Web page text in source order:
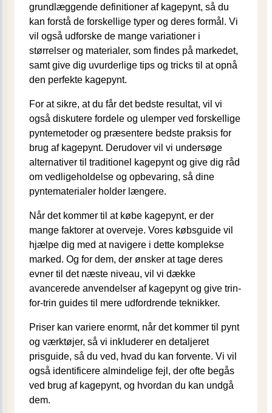
grundlæggende definitioner af kagepynt, så du
kan forstå de forskellige typer og deres formål. Vi
vil også udforske de mange variationer i
størrelser og materialer, som findes på markedet,
samt give dig uvurderlige tips og tricks til at opnå
den perfekte kagepynt.
For at sikre, at du får det bedste resultat, vil vi
også diskutere fordele og ulemper ved forskellige
pyntemetoder og præsentere bedste praksis for
brug af kagepynt. Derudover vil vi undersøge
alternativer til traditionel kagepynt og give dig råd
om vedligeholdelse og opbevaring, så dine
pyntematerialer holder længere.
Når det kommer til at købe kagepynt, er der
mange faktorer at overveje. Vores købsguide vil
hjælpe dig med at navigere i dette komplekse
marked. Og for dem, der ønsker at tage deres
evner til det næste niveau, vil vi dække
avancerede anvendelser af kagepynt og give trin-
for-trin guides til mere udfordrende teknikker.
Priser kan variere enormt, når det kommer til pynt
og værktøjer, så vi inkluderer en detaljeret
prisguide, så du ved, hvad du kan forvente. Vi vil
også identificere almindelige fejl, der ofte begås
ved brug af kagepynt, og hvordan du kan undgå
dem.